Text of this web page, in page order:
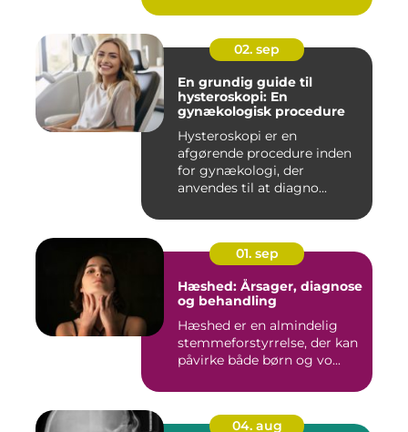
02. sep
En grundig guide til
hysteroskopi: En
gynækologisk procedure
Hysteroskopi er en
afgørende procedure inden
for gynækologi, der
anvendes til at diagno...
01. sep
Hæshed: Årsager, diagnose
og behandling
Hæshed er en almindelig
stemmeforstyrrelse, der kan
påvirke både børn og vo...
04. aug